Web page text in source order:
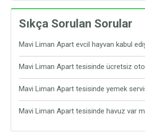
Sıkça Sorulan Sorular
Mavi Liman Apart evcil hayvan kabul
Evet, Mavi Liman Apart evcil hayvan
etmektedir. Tesiste evcil hayvanınız
Mavi Liman Apart tesisinde ücretsiz
Evet, Mavi Liman Apart tesisinde
bulunmaktadır. Araç ile gelen tatilciler,
Mavi Liman Apart tesisinde yemek
Mavi Liman Apart tesisinde yemek
bulunmamaktadır. Tesis çevresinde
Mavi Liman Apart tesisinde havuz var